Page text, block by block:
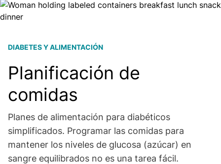
DIABETES Y ALIMENTACIÓN
Planificación de
comidas
Planes de alimentación para diabéticos
simplificados. Programar las comidas para
mantener los niveles de glucosa (azúcar) en
sangre equilibrados no es una tarea fácil.
Image